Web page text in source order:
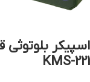
KMS-221